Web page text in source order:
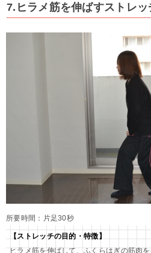
7.ヒラメ筋を伸ばすストレッ
所要時間：片足30秒
【ストレッチの目的・特徴】
ヒラメ筋を伸ばして、ふくらはぎの筋肉